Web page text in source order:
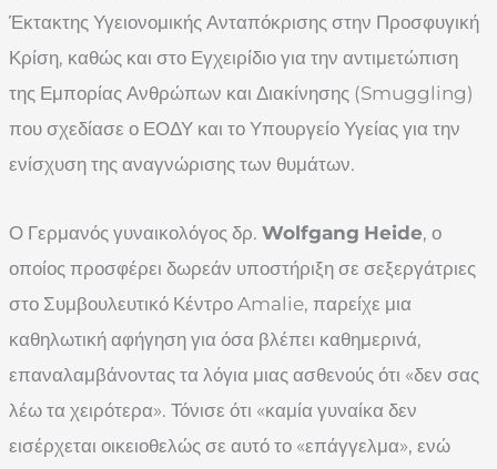
Έκτακτης Υγειονομικής Ανταπόκρισης στην Προσφυγική
Κρίση, καθώς και στο Εγχειρίδιο για την αντιμετώπιση
της Εμπορίας Ανθρώπων και Διακίνησης (Smuggling)
που σχεδίασε ο ΕΟΔΥ και το Υπουργείο Υγείας για την
ενίσχυση της αναγνώρισης των θυμάτων.
Ο Γερμανός γυναικολόγος δρ. Wolfgang Heide, ο
οποίος προσφέρει δωρεάν υποστήριξη σε σεξεργάτριες
στο Συμβουλευτικό Κέντρο Amalie, παρείχε μια
καθηλωτική αφήγηση για όσα βλέπει καθημερινά,
επαναλαμβάνοντας τα λόγια μιας ασθενούς ότι «δεν σας
λέω τα χειρότερα». Τόνισε ότι «καμία γυναίκα δεν
εισέρχεται οικειοθελώς σε αυτό το «επάγγελμα», ενώ